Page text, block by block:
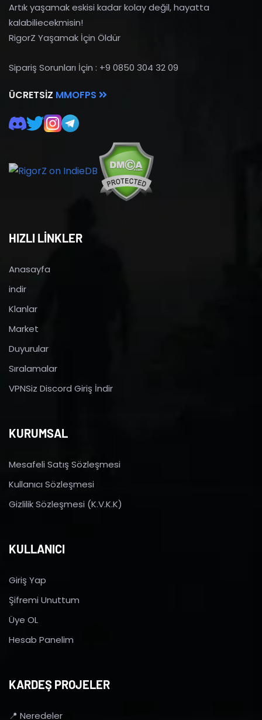
Artık yaşamak eskisi kadar kolay değil, hayatta
kalabiliecekmisin!
RigorZ Yaşamak İçin Öldür
Sipariş Sorunları İçin : +9 0850 304 32 09
ÜCRETSIZ MMOFPS
HIZLI LİNKLER
Anasayfa
indir
Klanlar
Market
Duyurular
Sıralamalar
VPNSiz Discord Giriş İndir
KURUMSAL
Mesafeli Satış Sözleşmesi
Kullanıcı Sözleşmesi
Gizlilik Sözleşmesi (K.V.K.K)
KULLANICI
Giriş Yap
Şifremi Unuttum
Üye OL
Hesab Panelim
KARDEŞ PROJELER
📍 Neredeler